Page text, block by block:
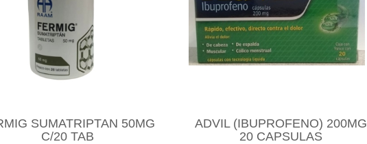
SUMATRIPTAN 50MG
C/20 TAB
ADVIL (IBUPROFENO) 200MG
20 CAPSULAS